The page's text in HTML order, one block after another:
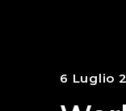
6 Luglio